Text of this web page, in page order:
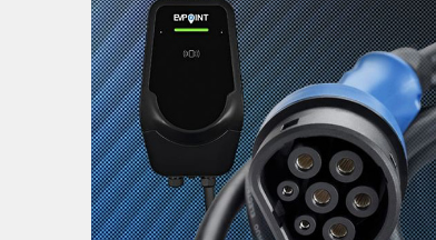
Moto servisi
Impressum
Dario Dinter - Moto TOZ
Igor Kreč - UmPaDrum
Igor Kukec Brmbi
Slaven Gajdek
Moto putopisi
Vikend vožnje